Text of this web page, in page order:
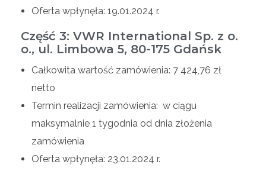
Oferta wpłynęła: 19.01.2024 r.
Część 3: VWR International Sp. z o.
o., ul. Limbowa 5, 80-175 Gdańsk
Całkowita wartość zamówienia: 7 424,76 zł
netto
Termin realizacji zamówienia: w ciągu
maksymalnie 1 tygodnia od dnia złożenia
zamówienia
Oferta wpłynęła: 23.01.2024 r.